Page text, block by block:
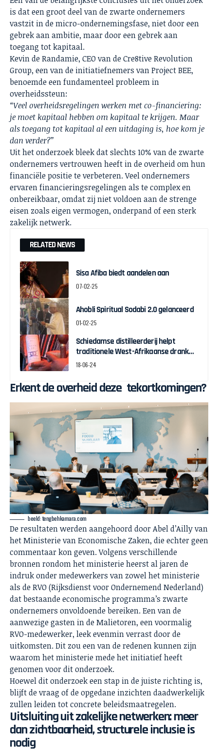
is dat een groot deel van de zwarte ondernemers
vastzit in de micro-ondernemingsfase, niet door een
gebrek aan ambitie, maar door een gebrek aan
toegang tot kapitaal.
Kevin de Randamie, CEO van de Cre8tive Revolution
Group, een van de initiatiefnemers van Project BEE,
benoemde een fundamenteel probleem in
overheidssteun:
“Veel overheidsregelingen werken met co-financiering:
je moet kapitaal hebben om kapitaal te krijgen. Maar
als toegang tot kapitaal al een uitdaging is, hoe kom je
dan verder?”
Uit het onderzoek bleek dat slechts 10% van de zwarte
ondernemers vertrouwen heeft in de overheid om hun
financiële positie te verbeteren. Veel ondernemers
ervaren financieringsregelingen als te complex en
onbereikbaar, omdat zij niet voldoen aan de strenge
eisen zoals eigen vermogen, onderpand of een sterk
zakelijk netwerk.
RELATED NEWS
Sisa Afiba biedt aandelen aan
07-02-25
Ahobli Spiritual Sodabi 2.0 gelanceerd
01-02-25
Schiedamse distilleerderij helpt
traditionele West-Afrikaanse drank
Sodabi herintroduceren
18-06-24
Erkent de overheid deze tekortkomingen?
beeld: tengbehkamara.com
De resultaten werden aangehoord door Abel d’Ailly van
het Ministerie van Economische Zaken, die echter geen
commentaar kon geven. Volgens verschillende
bronnen rondom het ministerie heerst al jaren de
indruk onder medewerkers van zowel het ministerie
als de RVO (Rijksdienst voor Ondernemend Nederland)
dat bestaande economische programma’s zwarte
ondernemers onvoldoende bereiken. Een van de
aanwezige gasten in de Malietoren, een voormalig
RVO-medewerker, leek evenmin verrast door de
uitkomsten. Dit zou een van de redenen kunnen zijn
waarom het ministerie mede het initiatief heeft
genomen voor dit onderzoek.
Hoewel dit onderzoek een stap in de juiste richting is,
blijft de vraag of de opgedane inzichten daadwerkelijk
zullen leiden tot concrete beleidsmaatregelen.
Uitsluiting uit zakelijke netwerken: meer
dan zichtbaarheid, structurele inclusie is
nodig